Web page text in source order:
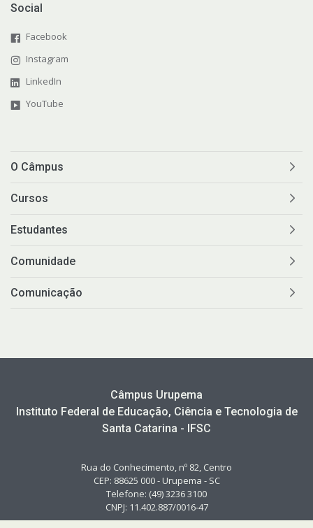
Social
Facebook
Instagram
LinkedIn
YouTube
O Câmpus
Cursos
Estudantes
Comunidade
Comunicação
Câmpus Urupema
Instituto Federal de Educação, Ciência e Tecnologia de
Santa Catarina - IFSC
Rua do Conhecimento, nº 82, Centro
CEP: 88625 000 - Urupema - SC
Telefone: (49) 3236 3100
CNPJ: 11.402.887/0016-47